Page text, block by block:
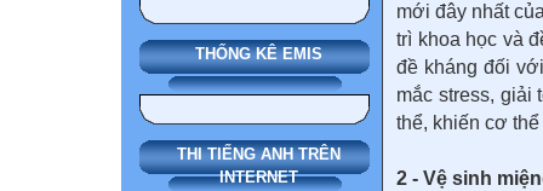
THỐNG KÊ EMIS
THI TIẾNG ANH TRÊN
INTERNET
mới đây nhất
trì khoa học và
đề kháng đối
mắc stress, giải
thể, khiến cơ
2 - Vệ sinh